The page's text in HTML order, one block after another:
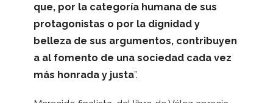
que, por la cate­go­ría humana de sus
pro­ta­go­nis­tas o por la dig­ni­dad y
belleza de sus argu­men­tos, con­tri­bu­yen
a al fomento de una socie­dad cada vez
más hon­rada y justa”.